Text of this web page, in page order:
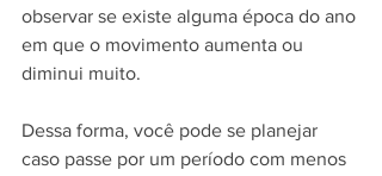
observar se existe alguma época do ano
em que o movimento aumenta ou
diminui muito.
Dessa forma, você pode se planejar
caso passe por um período com menos